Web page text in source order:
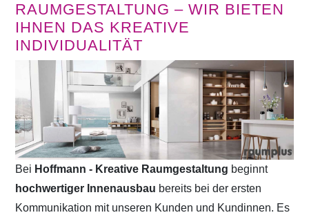
RAUMGESTALTUNG – WIR BIETEN
IHNEN DAS KREATIVE
INDIVIDUALITÄT
Bei Hoffmann - Kreative Raumgestaltung beginnt
hochwertiger Innenausbau bereits bei der ersten
Kommunikation mit unseren Kunden und Kundinnen. Es